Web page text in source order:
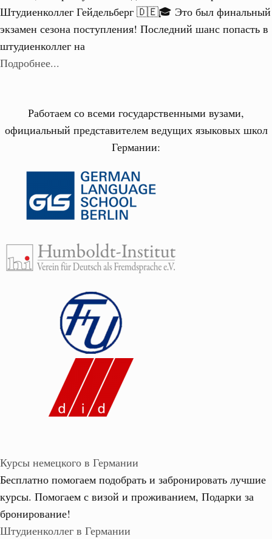
Штудиенколлег Гейдельберг 🇩🇪🎓 Это был финальный
экзамен сезона поступления! Последний шанс попасть в
штудиенколлег на
Подробнее...
Работаем со всеми государственными вузами,
официальный представителем ведущих языковых школ
Германии:
Курсы немецкого в Германии
Бесплатно помогаем подобрать и забронировать лучшие
курсы. Помогаем с визой и проживанием, Подарки за
бронирование!
Штудиенколлег в Германии